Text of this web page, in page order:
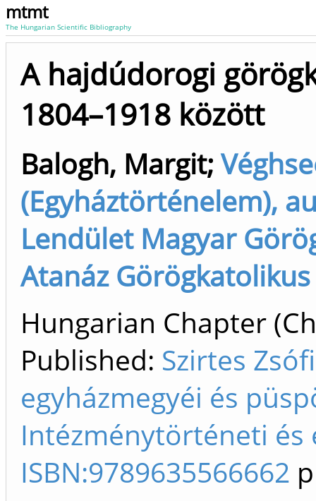
mtmt
The Hungarian Scientific Bibliography
A hajdúdorogi
1804–1918 között
Balogh, Margit;
(Egyháztörténelem),
Lendület Magyar
Atanáz
Hungarian Chapter
Published: Szirtes
egyházmegyéi és
Intézménytörténeti és
ISBN:9789635566662